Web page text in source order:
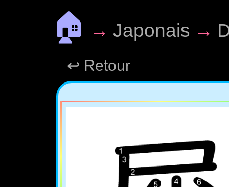
🏠 → Japonais →
↩ Retour